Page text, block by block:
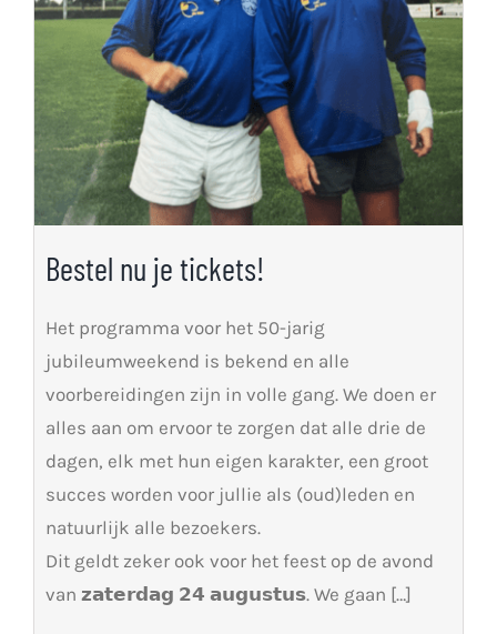
Bestel nu je tickets!
Het programma voor het 50-jarig
jubileumweekend is bekend en alle
voorbereidingen zijn in volle gang. We doen er
alles aan om ervoor te zorgen dat alle drie de
dagen, elk met hun eigen karakter, een groot
succes worden voor jullie als (oud)leden en
natuurlijk alle bezoekers.
Dit geldt zeker ook voor het feest op de avond
van 𝘇𝗮𝘁𝗲𝗿𝗱𝗮𝗴 𝟮𝟰 𝗮𝘂𝗴𝘂𝘀𝘁𝘂𝘀. We gaan […]